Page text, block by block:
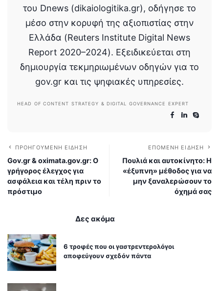
του Dnews (dikaiologitika.gr), οδήγησε το
μέσο στην κορυφή της αξιοπιστίας στην
Ελλάδα (Reuters Institute Digital News
Report 2020–2024). Εξειδικεύεται στη
δημιουργία τεκμηριωμένων οδηγών για το
gov.gr και τις ψηφιακές υπηρεσίες.
HEAD OF CONTENT STRATEGY & DIGITAL GOVERNANCE EXPERT
ΠΡΟΗΓΟΎΜΕΝΗ ΕΊΔΗΣΗ
Gov.gr & oximata.gov.gr: Ο
γρήγορος έλεγχος για
ασφάλεια και τέλη πριν το
πρόστιμο
ΕΠΌΜΕΝΗ ΕΊΔΗΣΗ
Πουλιά και αυτοκίνητο: Η
«έξυπνη» μέθοδος για να
μην ξαναλερώσουν το
όχημά σας
Δες ακόμα
6 τροφές που οι γαστρεντερολόγοι
αποφεύγουν σχεδόν πάντα